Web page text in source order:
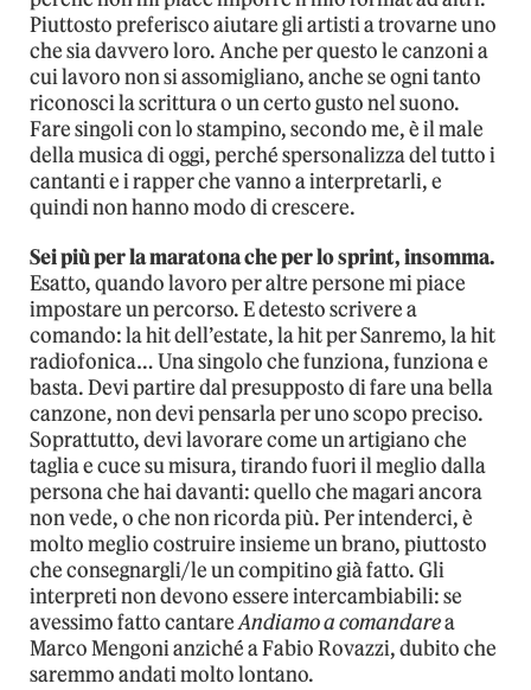
Piuttosto preferisco aiutare gli artisti a trovarne uno
che sia davvero loro. Anche per questo le canzoni a
cui lavoro non si assomigliano, anche se ogni tanto
riconosci la scrittura o un certo gusto nel suono.
Fare singoli con lo stampino, secondo me, è il male
della musica di oggi, perché spersonalizza del tutto i
cantanti e i rapper che vanno a interpretarli, e
quindi non hanno modo di crescere.
Sei più per la maratona che per lo sprint, insomma.
Esatto, quando lavoro per altre persone mi piace
impostare un percorso. E detesto scrivere a
comando: la hit dell’estate, la hit per Sanremo, la hit
radiofonica… Una singolo che funziona, funziona e
basta. Devi partire dal presupposto di fare una bella
canzone, non devi pensarla per uno scopo preciso.
Soprattutto, devi lavorare come un artigiano che
taglia e cuce su misura, tirando fuori il meglio dalla
persona che hai davanti: quello che magari ancora
non vede, o che non ricorda più. Per intenderci, è
molto meglio costruire insieme un brano, piuttosto
che consegnargli/le un compitino già fatto. Gli
interpreti non devono essere intercambiabili: se
avessimo fatto cantareAndiamo a comandarea
Marco Mengoni anziché a Fabio Rovazzi, dubito che
saremmo andati molto lontano.